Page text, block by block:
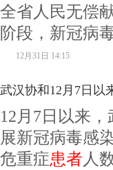
全省人民无偿
阶段，新冠病
12月31日 14:15
武汉协和12月7日以
快播报
12月7日以来
展新冠病毒感
危重症患者 人